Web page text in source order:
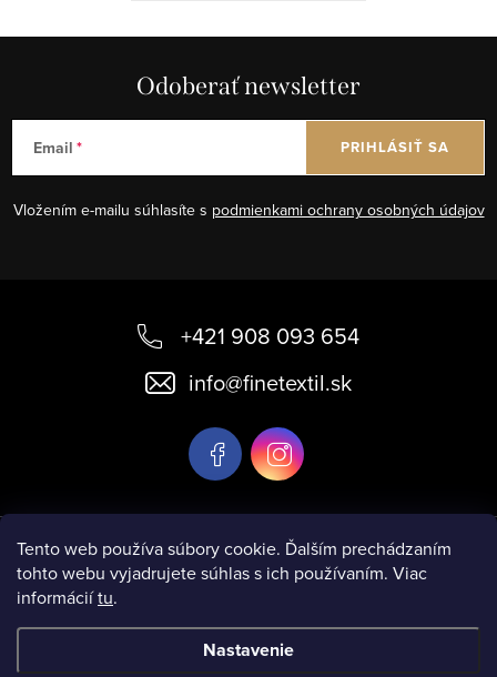
Tento web používa súbory cookie. Ďalším prechádzaním
tohto webu vyjadrujete súhlas s ich používaním. Viac
informáciítu.
Nastavenie
Odoberať newsletter
Email
Vložením e-mailu súhlasíte s podmienkami ochrany osobných údajov
PRIHLÁSIŤ SA
e
+421 908 093 654
info@finetextil.sk
Informácie pre vás